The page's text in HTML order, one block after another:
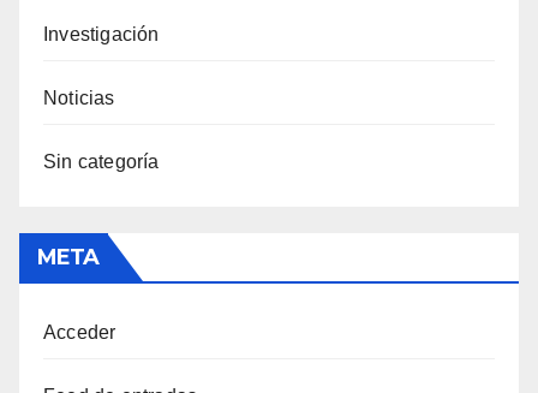
Investigación
Noticias
Sin categoría
META
Acceder